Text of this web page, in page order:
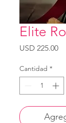
Elite
USD 225.00
Cantidad *